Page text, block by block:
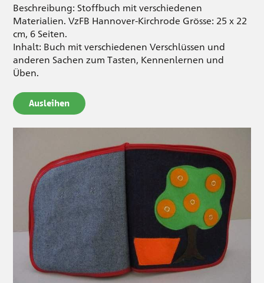
Beschreibung: Stoffbuch mit verschiedenen
Materialien. VzFB Hannover-Kirchrode Grösse: 25 x 22
cm, 6 Seiten.
Inhalt: Buch mit verschiedenen Verschlüssen und
anderen Sachen zum Tasten, Kennenlernen und
Üben.
Ausleihen